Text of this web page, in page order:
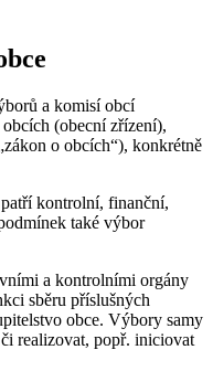
a komisí obcí
(obecní zřízení),
o obcích“), konkrétně
kontrolní, finanční,
také výbor
a kontrolními orgány
sběru příslušných
obce. Výbory samy
realizovat, popř. iniciovat